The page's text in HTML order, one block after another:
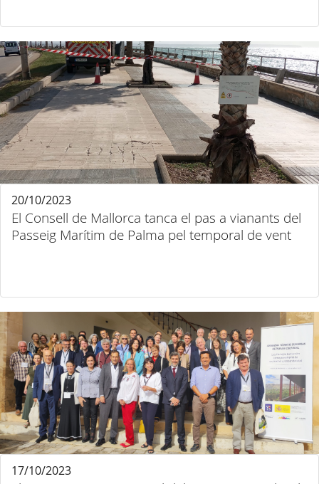
El Consell de Mallorca tanca el pas a vianants del
Passeig Marítim de Palma pel temporal de vent
20/10/2023
17/10/2023